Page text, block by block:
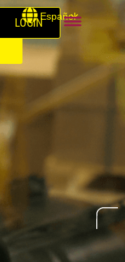
LOGINEspañol